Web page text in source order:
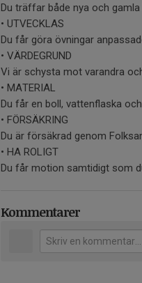
Du träffar både nya och
• UTVECKLAS
Du får göra övningar
• VÄRDEGRUND
Vi är schysta mot varandra
• MATERIAL
Du får en boll, vattenflaska
• FÖRSÄKRING
Du är försäkrad genom
• HA ROLIGT
Du får motion samtidigt som
Kommentarer